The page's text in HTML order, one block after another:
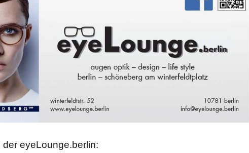
der eyeLounge.berlin: